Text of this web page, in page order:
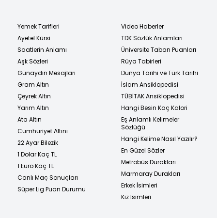
Yemek Tarifleri
Ayetel Kürsi
Saatlerin Anlamı
Aşk Sözleri
Günaydın Mesajları
Gram Altın
Çeyrek Altın
Yarım Altın
Ata Altın
Cumhuriyet Altını
22 Ayar Bilezik
1 Dolar Kaç TL
1 Euro Kaç TL
Canlı Maç Sonuçları
Süper Lig Puan Durumu
Video Haberler
TDK Sözlük Anlamları
Üniversite Taban Puanları
Rüya Tabirleri
Dünya Tarihi ve Türk Tarihi
İslam Ansiklopedisi
TÜBİTAK Ansiklopedisi
Hangi Besin Kaç Kalori
Eş Anlamlı Kelimeler
Sözlüğü
Hangi Kelime Nasıl Yazılır?
En Güzel Sözler
Metrobüs Durakları
Marmaray Durakları
Erkek İsimleri
Kız İsimleri